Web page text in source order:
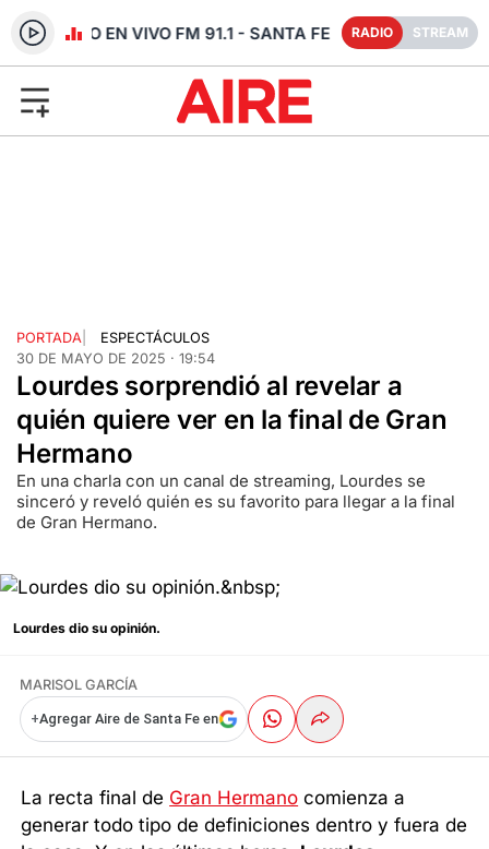
RADIO EN VIVO FM 91.1 - SANTA FE RADIO STREAM
PORTADA
ESPECTÁCULOS
30 DE MAYO DE 2025 · 19:54
Lourdes sorprendió al revelar a
quién quiere ver en la final de Gran
Hermano
En una charla con un canal de streaming, Lourdes se
sinceró y reveló quién es su favorito para llegar a la final
de Gran Hermano.
Lourdes dio su opinión.
MARISOL GARCÍA
+Agregar Aire de Santa Fe en
La recta final de Gran Hermano comienza a
generar todo tipo de definiciones dentro y fuera de